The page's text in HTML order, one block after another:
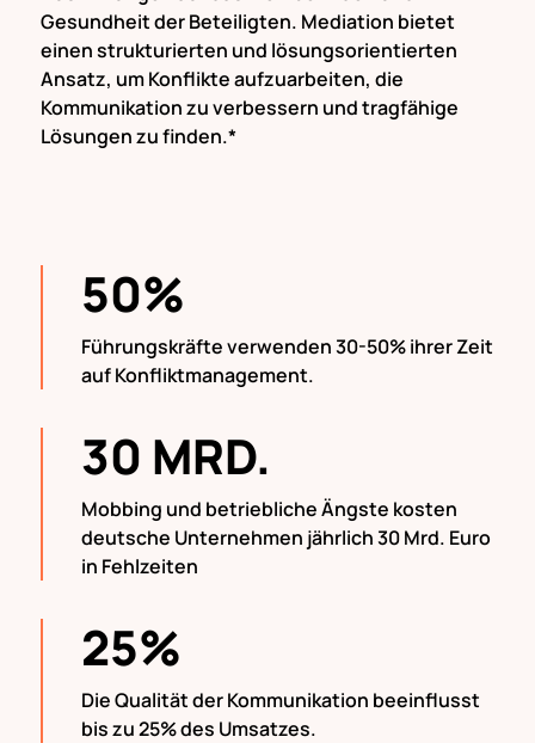
Gesundheit der Beteiligten. Mediation bietet
einen strukturierten und lösungsorientierten
Ansatz, um Konflikte aufzuarbeiten, die
Kommunikation zu verbessern und tragfähige
Lösungen zu finden.*
50%
Führungskräfte verwenden 30-50% ihrer Zeit
auf Konfliktmanagement.
30 MRD.
Mobbing und betriebliche Ängste kosten
deutsche Unternehmen jährlich 30 Mrd. Euro
in Fehlzeiten
25%
Die Qualität der Kommunikation beeinflusst
bis zu 25% des Umsatzes.